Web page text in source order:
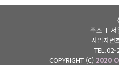
주소 서
사업자번
COPYRIGHT (C) 2020